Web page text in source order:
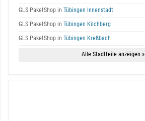
GLS PaketShop in Tübingen Innenstadt
GLS PaketShop in Tübingen Kilchberg
GLS PaketShop in Tübingen Kreßbach
Alle Stadtteile anzeigen »